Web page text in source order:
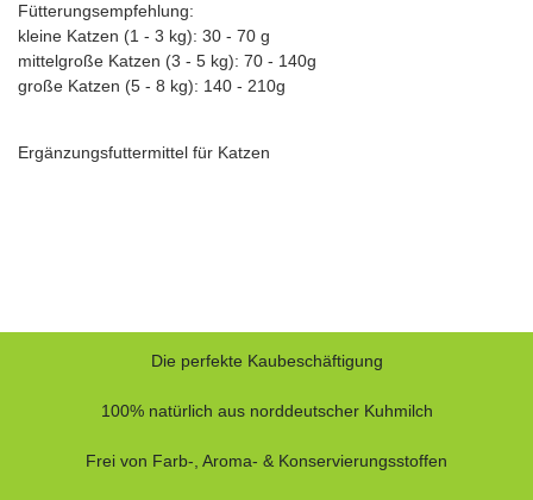
Fütterungsempfehlung:
kleine Katzen (1 - 3 kg): 30 - 70 g
mittelgroße Katzen (3 - 5 kg): 70 - 140g
große Katzen (5 - 8 kg): 140 - 210g
Ergänzungsfuttermittel für Katzen
Die perfekte Kaubeschäftigung
100% natürlich aus norddeutscher Kuhmilch
Frei von Farb-, Aroma- & Konservierungsstoffen